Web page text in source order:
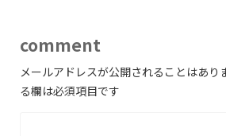
comment
メールアドレスが公開されることはあり
る欄は必須項目です